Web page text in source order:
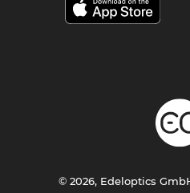
© 2026, Edeloptics